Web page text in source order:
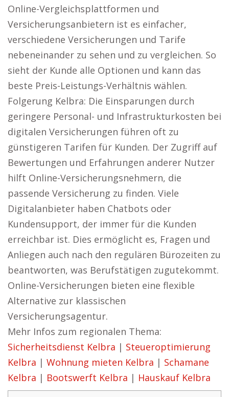
Online-Vergleichsplattformen und
Versicherungsanbietern ist es einfacher,
verschiedene Versicherungen und Tarife
nebeneinander zu sehen und zu vergleichen. So
sieht der Kunde alle Optionen und kann das
beste Preis-Leistungs-Verhältnis wählen.
Folgerung Kelbra: Die Einsparungen durch
geringere Personal- und Infrastrukturkosten bei
digitalen Versicherungen führen oft zu
günstigeren Tarifen für Kunden. Der Zugriff auf
Bewertungen und Erfahrungen anderer Nutzer
hilft Online-Versicherungsnehmern, die
passende Versicherung zu finden. Viele
Digitalanbieter haben Chatbots oder
Kundensupport, der immer für die Kunden
erreichbar ist. Dies ermöglicht es, Fragen und
Anliegen auch nach den regulären Bürozeiten zu
beantworten, was Berufstätigen zugutekommt.
Online-Versicherungen bieten eine flexible
Alternative zur klassischen
Versicherungsagentur.
Mehr Infos zum regionalen Thema:
Sicherheitsdienst Kelbra | Steueroptimierung
Kelbra | Wohnung mieten Kelbra | Schamane
Kelbra | Bootswerft Kelbra | Hauskauf Kelbra